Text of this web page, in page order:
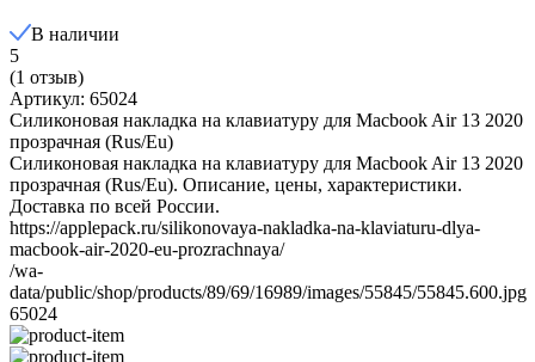
В наличии
5
(1 отзыв)
Артикул: 65024
Силиконовая накладка на клавиатуру для Macbook Air 13 2020
прозрачная (Rus/Eu)
Силиконовая накладка на клавиатуру для Macbook Air 13 2020
прозрачная (Rus/Eu). Описание, цены, характеристики.
Доставка по всей России.
https://applepack.ru/silikonovaya-nakladka-na-klaviaturu-dlya-
macbook-air-2020-eu-prozrachnaya/
/wa-
data/public/shop/products/89/69/16989/images/55845/55845.600.jpg
65024